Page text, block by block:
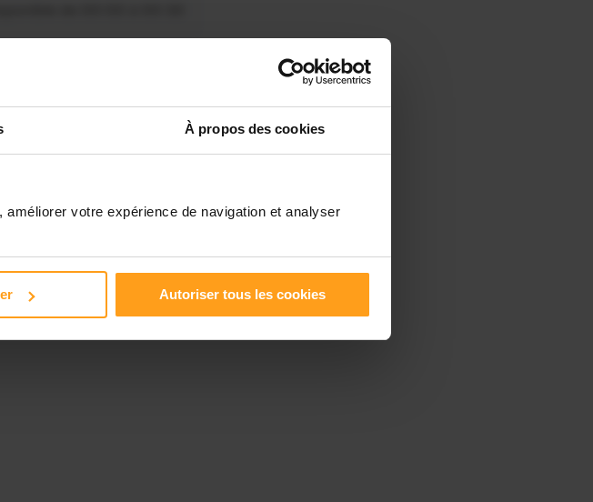
À propos des cookies
votre expérience de navigation et analyser
Autoriser tous les cookies
de 00:00 à 00:00